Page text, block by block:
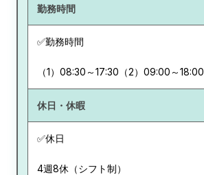
勤務時間
✅勤務時間
（1）08:30～17:30（2）09:00～18:00
休日・休暇
✅休日
4週8休（シフト制）